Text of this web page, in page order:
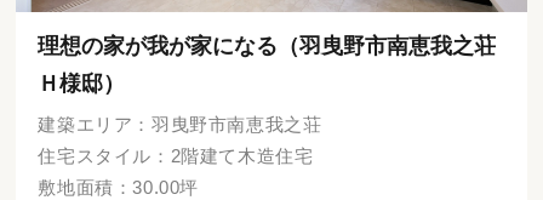
理想の家が我が家になる（羽曳野市南恵我之荘
Ｈ様邸）
建築エリア：羽曳野市南恵我之荘
住宅スタイル：2階建て木造住宅
敷地面積：30.00坪